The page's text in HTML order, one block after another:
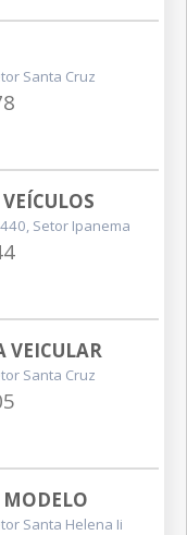
Santa Cruz
Setor Ipanema
VEICULAR
Santa Cruz
MODELO
Santa Helena Ii